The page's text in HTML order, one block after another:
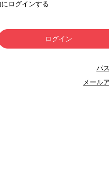
ログインする
ログイン
パ
メール